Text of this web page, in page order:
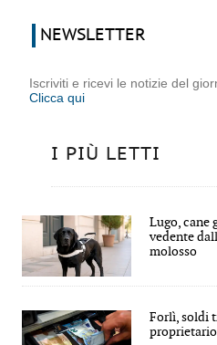
NEWSLETTER
Iscriviti e ricevi le notizie del
Clicca qui
I PIÙ LETTI
Lugo, cane
vedente
molosso
Forlì, soldi
proprietario